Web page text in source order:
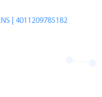
| 4011209785182